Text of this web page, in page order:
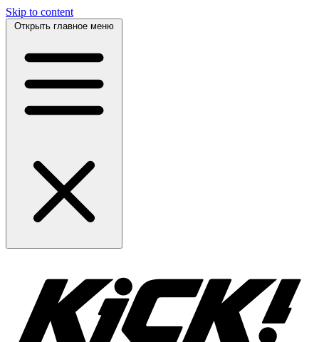
Skip to content
Открыть главное меню